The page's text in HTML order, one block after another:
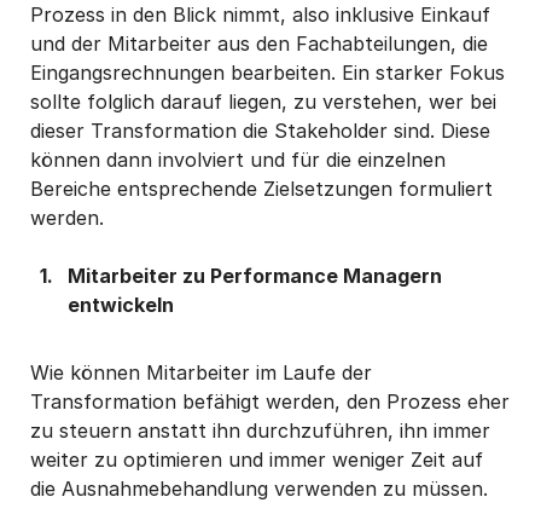
Prozess in den Blick nimmt, also inklusive Einkauf
und der Mitarbeiter aus den Fachabteilungen, die
Eingangsrechnungen bearbeiten. Ein starker Fokus
sollte folglich darauf liegen, zu verstehen, wer bei
dieser Transformation die Stakeholder sind. Diese
können dann involviert und für die einzelnen
Bereiche entsprechende Zielsetzungen formuliert
werden.
Mitarbeiter zu Performance Managern
entwickeln
Wie können Mitarbeiter im Laufe der
Transformation befähigt werden, den Prozess eher
zu steuern anstatt ihn durchzuführen, ihn immer
weiter zu optimieren und immer weniger Zeit auf
die Ausnahmebehandlung verwenden zu müssen.